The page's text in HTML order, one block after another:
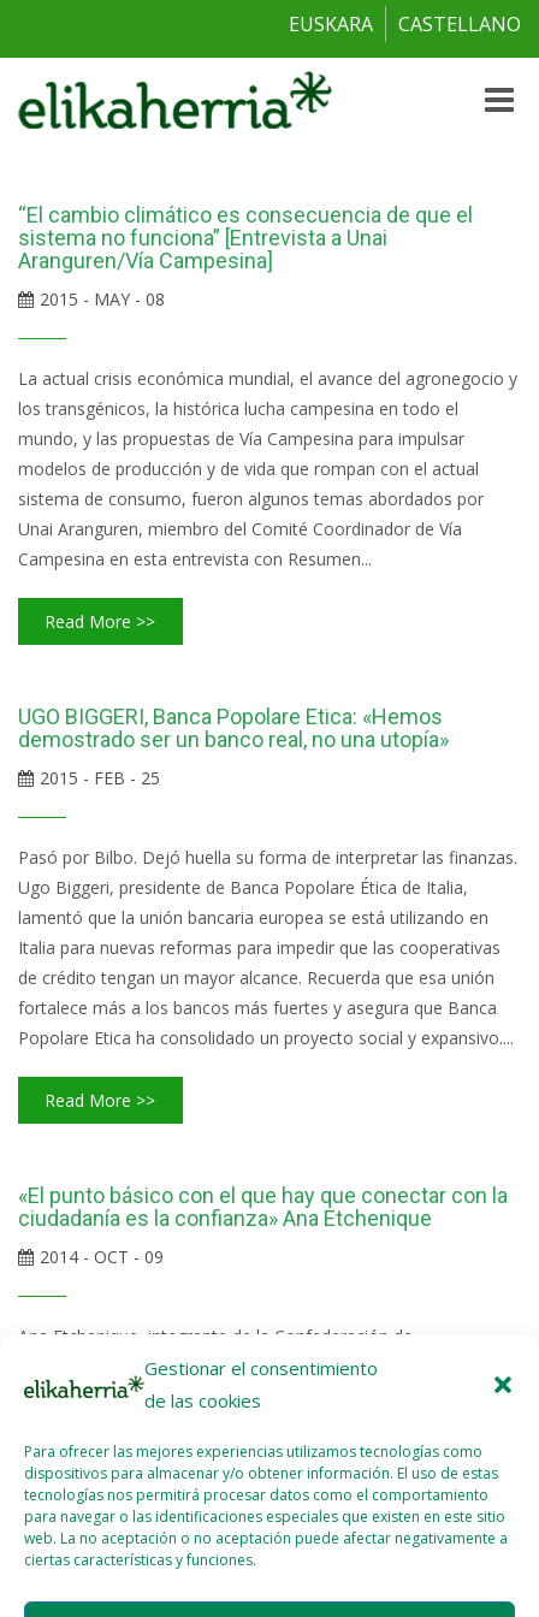
Gestionar el consentimiento
de las cookies
Para ofrecer las mejores experiencias utilizamos tecnologías como
dispositivos para almacenar y/o obtener información. El uso de estas
tecnologías nos permitirá procesar datos como el comportamiento
para navegar o las identificaciones especiales que existen en este sitio
web. La no aceptación o no aceptación puede afectar negativamente a
ciertas características y funciones.
EUSKARA CASTELLANO
Toggle
“El cambio climático es consecuencia de que el
sistema no funciona” [Entrevista a Unai
Aranguren/Vía Campesina]
2015 - MAY - 08
La actual crisis económica mundial, el avance del agronegocio y
los transgénicos, la histórica lucha campesina en todo el
mundo, y las propuestas de Vía Campesina para impulsar
modelos de producción y de vida que rompan con el actual
sistema de consumo, fueron algunos temas abordados por
Unai Aranguren, miembro del Comité Coordinador de Vía
Campesina en esta entrevista con Resumen...
Read More >>
UGO BIGGERI, Banca Popolare Etica: «Hemos
demostrado ser un banco real, no una utopía»
2015 - FEB - 25
Pasó por Bilbo. Dejó huella su forma de interpretar las finanzas.
Ugo Biggeri, presidente de Banca Popolare Ética de Italia,
lamentó que la unión bancaria europea se está utilizando en
Italia para nuevas reformas para impedir que las cooperativas
de crédito tengan un mayor alcance. Recuerda que esa unión
fortalece más a los bancos más fuertes y asegura que Banca
Popolare Etica ha consolidado un proyecto social y expansivo....
Read More >>
«El punto básico con el que hay que conectar con la
ciudadanía es la confianza» Ana Etchenique
2014 - OCT - 09
Ana Etchenique, integrante de la Confederación de
Consumidores y Usuarios, participó en las jornadas sobre
consumo celebradas en Aramaio, donde explicó su visión
sentido, subrayó la importancia que ha tenido la incorporación
en la Plataforma Rural, ya que ha permitido conocer de
forma más cercana la realidad y avanzar como organización.
Ana Etchenique comenzó su intervención explicando que...
Read More >>